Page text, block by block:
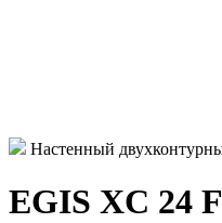
Настенный
EGIS XC 24